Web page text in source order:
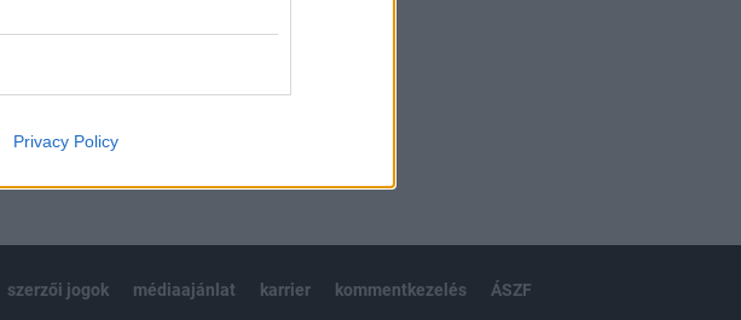
Privacy Policy
szerzői jogok médiaajánlat karrier kommentkezelés ÁSZF